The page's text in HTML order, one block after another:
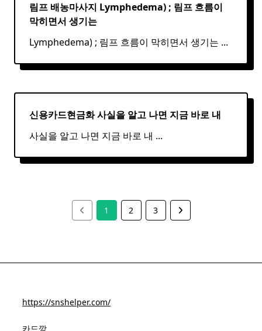
림프 배농마사지 Lymphedema) ; 림프 흐름이
막히면서 생기는
Lymphedema) ; 림프 흐름이 막히면서 생기는 ...
신용카드현금화 사실을 알고 나면 지금 바로 내
사실을 알고 나면 지금 바로 내 ...
1 2 3
https://snshelper.com/
카드깡